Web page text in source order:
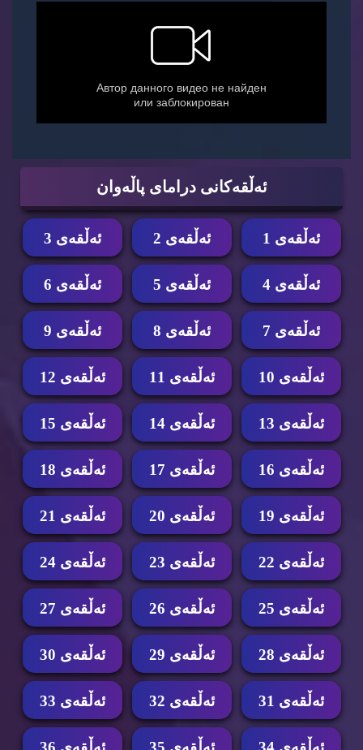
ئه‌ڵقه‌كانی درامای پاڵه‌وان
ئه‌ڵقه‌ی 1 ئه‌ڵقه‌ی 2 ئه‌ڵقه‌ی 3
ئه‌ڵقه‌ی 4 ئه‌ڵقه‌ی 5 ئه‌ڵقه‌ی 6
ئه‌ڵقه‌ی 7 ئه‌ڵقه‌ی 8 ئه‌ڵقه‌ی 9
ئه‌ڵقه‌ی 10 ئه‌ڵقه‌ی 11 ئه‌ڵقه‌ی 12
ئه‌ڵقه‌ی 13 ئه‌ڵقه‌ی 14 ئه‌ڵقه‌ی 15
ئه‌ڵقه‌ی 16 ئه‌ڵقه‌ی 17 ئه‌ڵقه‌ی 18
ئه‌ڵقه‌ی 19 ئه‌ڵقه‌ی 20 ئه‌ڵقه‌ی 21
ئه‌ڵقه‌ی 22 ئه‌ڵقه‌ی 23 ئه‌ڵقه‌ی 24
ئه‌ڵقه‌ی 25 ئه‌ڵقه‌ی 26 ئه‌ڵقه‌ی 27
ئه‌ڵقه‌ی 28 ئه‌ڵقه‌ی 29 ئه‌ڵقه‌ی 30
ئه‌ڵقه‌ی 31 ئه‌ڵقه‌ی 32 ئه‌ڵقه‌ی 33